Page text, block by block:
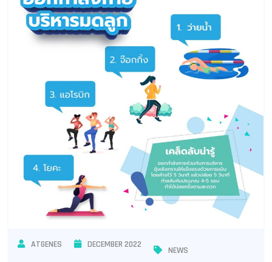
ATGENES DECEMBER 2022
NEWS